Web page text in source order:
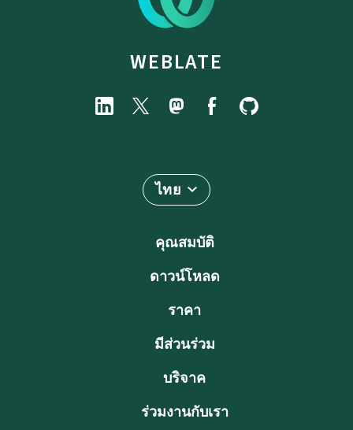
WEBLATE
ไทย
คุณสมบัติ
ดาวน์โหลด
ราคา
มีส่วนร่วม
บริจาค
ร่วมงานกับเรา